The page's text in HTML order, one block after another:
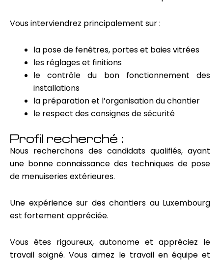
Vous interviendrez principalement sur :
la pose de fenêtres, portes et baies vitrées
les réglages et finitions
le contrôle du bon fonctionnement des
installations
la préparation et l’organisation du chantier
le respect des consignes de sécurité
Profil recherché :
Nous recherchons des candidats qualifiés, ayant
une bonne connaissance des techniques de pose
de menuiseries extérieures.
Une expérience sur des chantiers au Luxembourg
est fortement appréciée.
Vous êtes rigoureux, autonome et appréciez le
travail soigné. Vous aimez le travail en équipe et